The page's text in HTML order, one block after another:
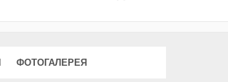
ФОТОГАЛЕРЕЯ